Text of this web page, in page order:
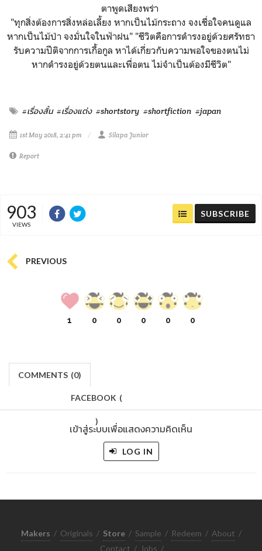
ตาพูดเสียงพร่า
"ทุกสิ่งต้องการสิ่งหล่อเลี้ยง หากเป็นไม้กระถาง จงเชื่อใจคนดูแล
หากเป็นไม้ป่า จงมั่นใจในฟ้าฝน" "ชีวิตคือการดำรงอยู่ด้วยศรัทธา
รับความปีติจากการเกื้อกูล หาได้เกี่ยวกับความพอใจของตนไม่
หากดำรงอยู่ด้วยตนและเพื่อตน ไม่จำเป็นต้องมีชีวิต"
#เรื่องสั้น #เรื่องแต่ง #shortstory #shortfiction #japan
1st May 2018, 2:41 pm Silapa Junior
Report
903
VIEWS
SUBSCRIBE
PREVIOUS
1 0 0 0 0 0
COMMENTS (0)
FACEBOOK (
)
เข้าสู่ระบบเพื่อแสดงความคิดเห็น
LOG IN
Makers / Originals / Store / Sample / Redeem / About /
Contact / Jobs /